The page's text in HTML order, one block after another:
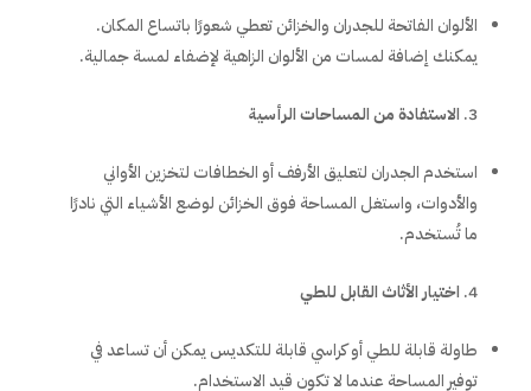
الألوان الفاتحة للجدران والخزائن تعطي شعورًا باتساع المكان.
يمكنك إضافة لمسات من الألوان الزاهية لإضفاء لمسة جمالية.
الاستفادة من المساحات الرأسية
استخدم الجدران لتعليق الأرفف أو الخطافات لتخزين الأواني
والأدوات، واستغل المساحة فوق الخزائن لوضع الأشياء التي نادرًا
ما تُستخدم.
اختيار الأثاث القابل للطي
طاولة قابلة للطي أو كراسي قابلة للتكديس يمكن أن تساعد في
توفير المساحة عندما لا تكون قيد الاستخدام.